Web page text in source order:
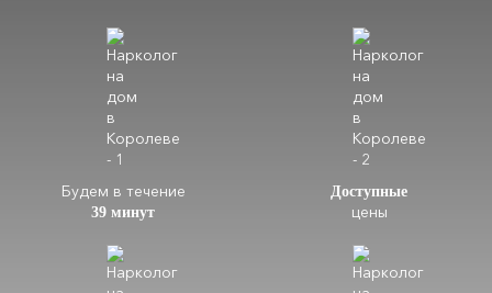
Будем в течение
39 минут
Доступные
цены